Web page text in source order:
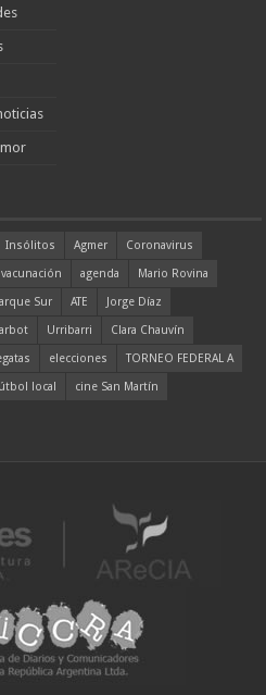
Insólitos Agmer
Coronavirus
vacunación agenda
Mario Rovina
Sur ATE
Jorge Díaz
Urribarri
Clara Chauvín
elecciones
TORNEO FEDERAL A
local cine San Martín